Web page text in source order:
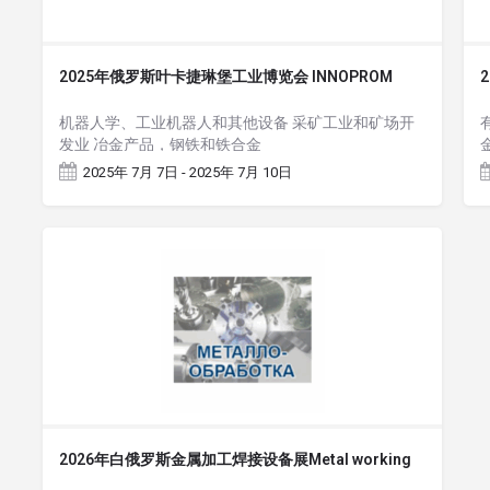
2025年俄罗斯叶卡捷琳堡工业博览会 INNOPROM
机器人学、工业机器人和其他设备 采矿工业和矿场开
发业 冶金产品，钢铁和铁合金
2025年 7月 7日 - 2025年 7月 10日
2026年白俄罗斯金属加工焊接设备展Metal working